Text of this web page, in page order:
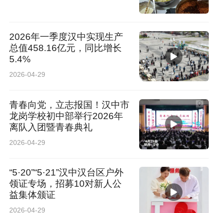
2026年一季度汉中实现生产
总值458.16亿元，同比增长
5.4%
2026-04-29
青春向党，立志报国！汉中市
龙岗学校初中部举行2026年
离队入团暨青春典礼
2026-04-29
“5·20”“5·21”汉中汉台区户外
领证专场，招募10对新人公
益集体颁证
2026-04-29